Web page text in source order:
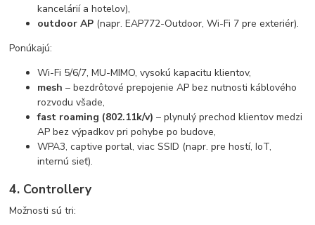
kancelárií a hotelov),
outdoor AP (napr. EAP772-Outdoor, Wi-Fi 7 pre exteriér).
Ponúkajú:
Wi-Fi 5/6/7, MU-MIMO, vysokú kapacitu klientov,
mesh – bezdrôtové prepojenie AP bez nutnosti káblového
rozvodu všade,
fast roaming (802.11k/v) – plynulý prechod klientov medzi
AP bez výpadkov pri pohybe po budove,
WPA3, captive portal, viac SSID (napr. pre hostí, IoT,
internú sieť).
4. Controllery
Možnosti sú tri: